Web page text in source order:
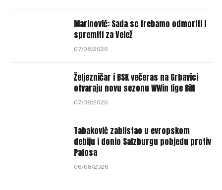
Marinović: Sada se trebamo odmoriti i
spremiti za Velež
07/08/2026
Željezničar i BSK večeras na Grbavici
otvaraju novu sezonu WWin lige BiH
07/08/2026
Tabaković zablistao u evropskom
debiju i donio Salzburgu pobjedu protiv
Pafosa
06/08/2026